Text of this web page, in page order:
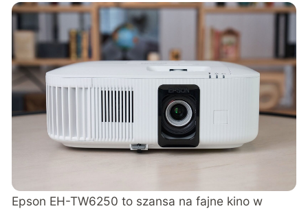
Epson EH-TW6250 to szansa na fajne kino w